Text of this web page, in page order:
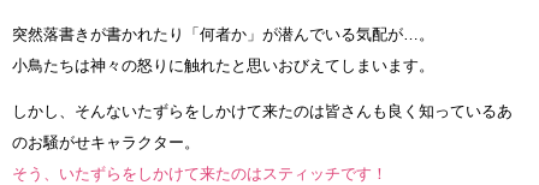
突然落書きが書かれたり「何者か」が潜んでいる気配が…。
小鳥たちは神々の怒りに触れたと思いおびえてしまいます。
しかし、そんないたずらをしかけて来たのは皆さんも良く知っているあ
のお騒がせキャラクター。
そう、いたずらをしかけて来たのはスティッチです！